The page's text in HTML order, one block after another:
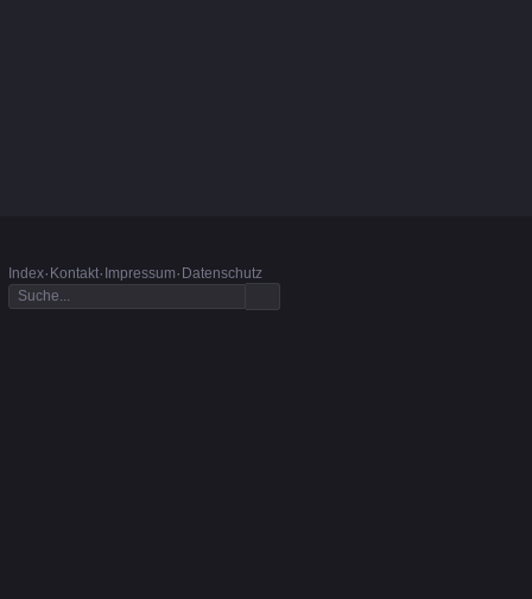
Index· Kontakt· Impressum· Datenschutz